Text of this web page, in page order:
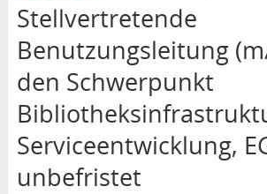
Stellvertretende
Benutzungsleitung
den Schwerpunkt
Serviceentwicklung,
unbefristet